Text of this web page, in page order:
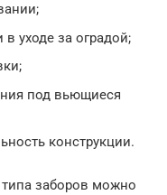
в уходе за оградой;
под вьющиеся
конструкции.
заборов можно